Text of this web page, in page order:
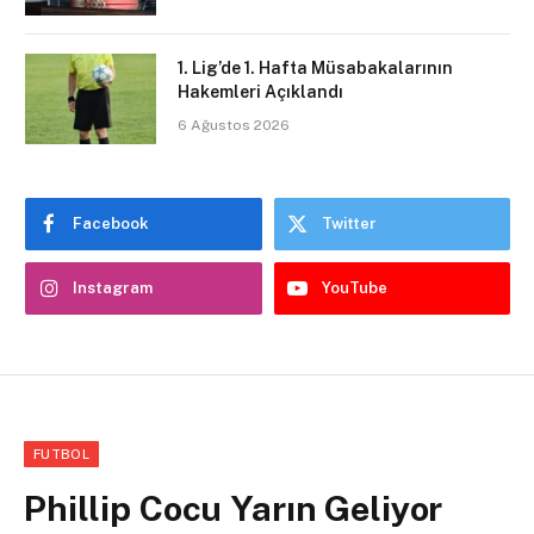
1. Lig’de 1. Hafta Müsabakalarının
Hakemleri Açıklandı
6 Ağustos 2026
Facebook Twitter
Instagram YouTube
FUTBOL
Phillip Cocu Yarın Geliyor